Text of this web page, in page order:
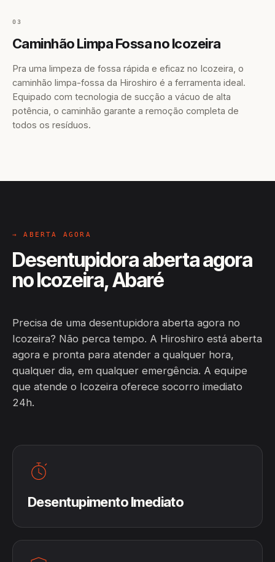
03
Caminhão Limpa Fossa no Icozeira
Pra uma limpeza de fossa rápida e eficaz no Icozeira, o
caminhão limpa-fossa da Hiroshiro é a ferramenta ideal.
Equipado com tecnologia de sucção a vácuo de alta
potência, o caminhão garante a remoção completa de
todos os resíduos.
→ ABERTA AGORA
Desentupidora aberta agora
no Icozeira, Abaré
Precisa de uma desentupidora aberta agora no
Icozeira? Não perca tempo. A Hiroshiro está aberta
agora e pronta para atender a qualquer hora,
qualquer dia, em qualquer emergência. A equipe
que atende o Icozeira oferece socorro imediato
24h.
Desentupimento Imediato